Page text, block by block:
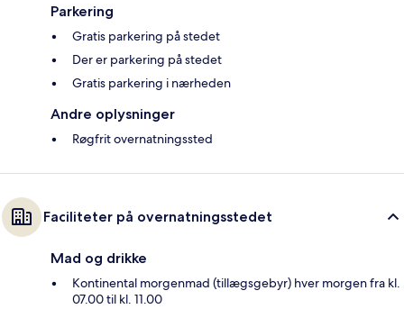
Parkering
Gratis parkering på stedet
Der er parkering på stedet
Gratis parkering i nærheden
Andre oplysninger
Røgfrit overnatningssted
Faciliteter på overnatningsstedet
Mad og drikke
Kontinental morgenmad (tillægsgebyr) hver morgen fra kl.
07.00 til kl. 11.00